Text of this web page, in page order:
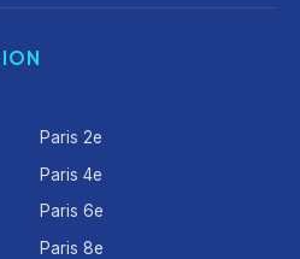
Paris 2e
Paris 4e
Paris 6e
Paris 8e